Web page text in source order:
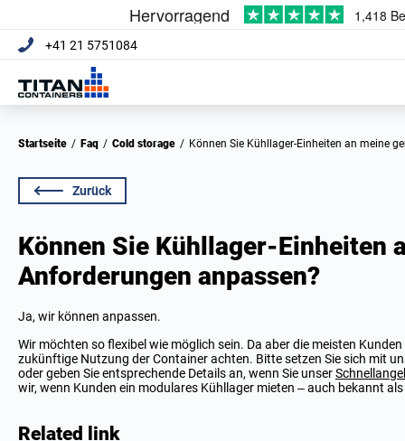
+41 21 5751084
Startseite / Faq / Cold storage / Können Sie Kühllager-Einheiten an meine
Zurück
Können Sie Kühllager-Einheiten
Anforderungen anpassen?
Ja, wir können anpassen.
Wir möchten so flexibel wie möglich sein. Da aber die meisten
zukünftige Nutzung der Container achten. Bitte setzen Sie sich mit
oder geben Sie entsprechende Details an, wenn Sie unser
wir, wenn Kunden ein modulares Kühllager mieten – auch bekannt als
Related link